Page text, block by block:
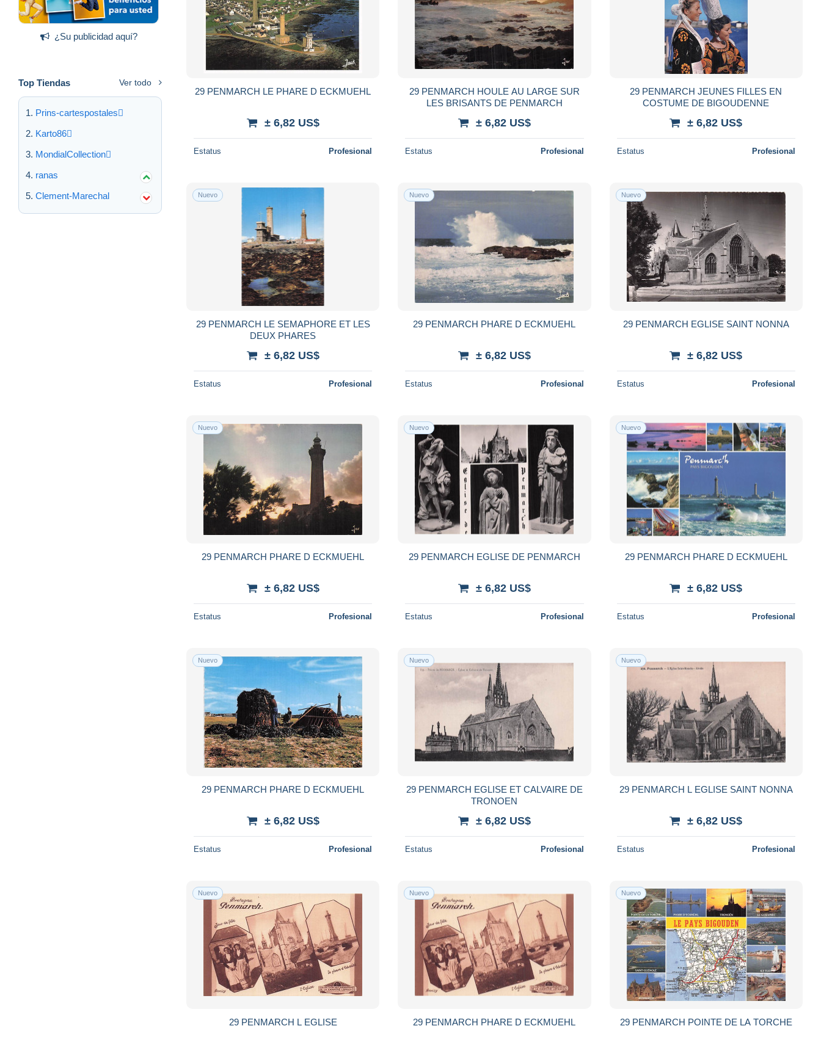
¿Su publicidad aquí?
Top Tiendas Ver todo
Prins-cartespostales
Karto86
MondialCollection
ranas
Clement-Marechal
29 PENMARCH LE PHARE D ECKMUEHL
± 6,82 US$
Estatus Profesional
29 PENMARCH HOULE AU LARGE SUR
LES BRISANTS DE PENMARCH
± 6,82 US$
Estatus Profesional
29 PENMARCH JEUNES FILLES EN
COSTUME DE BIGOUDENNE
± 6,82 US$
Estatus Profesional
Nuevo
29 PENMARCH LE SEMAPHORE ET LES
DEUX PHARES
± 6,82 US$
Estatus Profesional
Nuevo
29 PENMARCH PHARE D ECKMUEHL
± 6,82 US$
Estatus Profesional
Nuevo
29 PENMARCH EGLISE SAINT NONNA
± 6,82 US$
Estatus Profesional
Nuevo
29 PENMARCH PHARE D ECKMUEHL
± 6,82 US$
Estatus Profesional
Nuevo
29 PENMARCH EGLISE DE PENMARCH
± 6,82 US$
Estatus Profesional
Nuevo
29 PENMARCH PHARE D ECKMUEHL
± 6,82 US$
Estatus Profesional
Nuevo
29 PENMARCH PHARE D ECKMUEHL
± 6,82 US$
Estatus Profesional
Nuevo
29 PENMARCH EGLISE ET CALVAIRE DE
TRONOEN
± 6,82 US$
Estatus Profesional
Nuevo
29 PENMARCH L EGLISE SAINT NONNA
± 6,82 US$
Estatus Profesional
Nuevo
29 PENMARCH L EGLISE
Nuevo
29 PENMARCH PHARE D ECKMUEHL
Nuevo
29 PENMARCH POINTE DE LA TORCHE